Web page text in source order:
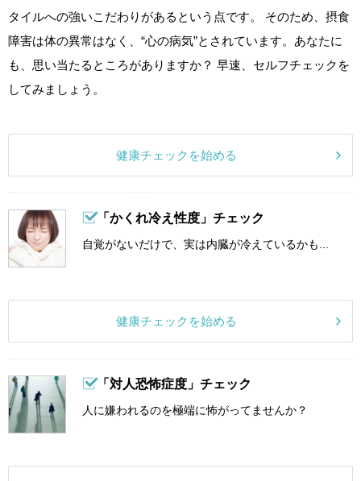
タイルへの強いこだわりがあるという点です。 そのため、摂食
障害は体の異常はなく、“心の病気”とされています。あなたに
も、思い当たるところがありますか？ 早速、セルフチェックを
してみましょう。
健康チェックを始める
「かくれ冷え性度」チェック
自覚がないだけで、実は内臓が冷えているかも...
健康チェックを始める
「対人恐怖症度」チェック
人に嫌われるのを極端に怖がってませんか？